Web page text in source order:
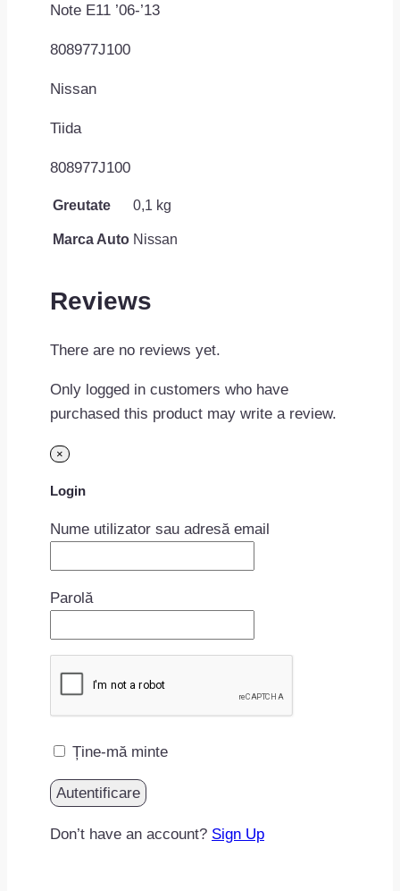
Note E11 ’06-’13
808977J100
Nissan
Tiida
808977J100
Greutate 0,1 kg
Marca Auto Nissan
Reviews
There are no reviews yet.
Only logged in customers who have
purchased this product may write a review.
×
Login
Nume utilizator sau adresă email
Parolă
Ține-mă minte
Don’t have an account? Sign Up